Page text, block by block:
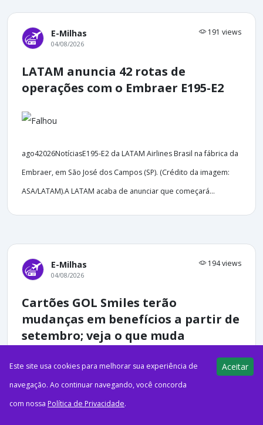
E-Milhas 191 views
04/08/2026
LATAM anuncia 42 rotas de
operações com o Embraer E195-E2
ago42026NotíciasE195-E2 da LATAM Airlines Brasil na fábrica da
Embraer, em São José dos Campos (SP). (Crédito da imagem:
ASA/LATAM).A LATAM acaba de anunciar que começará...
E-Milhas 194 views
04/08/2026
Cartões GOL Smiles terão
mudanças em benefícios a partir de
setembro; veja o que muda
Este site usa cookies para melhorar sua experiência de
navegação. Ao continuar navegando, você concorda
com nossa Política de Privacidade.
Aceitar